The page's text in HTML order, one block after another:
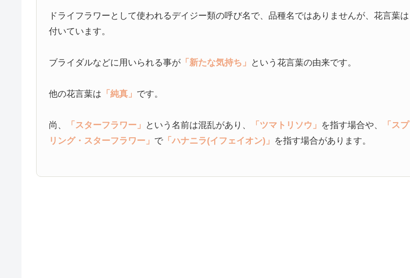
ドライフラワーとして使われるデイジー類の呼び名で、品種名ではありませんが、花言葉は
付いています。
ブライダルなどに用いられる事が 「新たな気持ち」 という花言葉の由来です。
他の花言葉は 「純真」 です。
尚、 「スターフラワー」 という名前は混乱があり、 「ツマトリソウ」 を指す場合や、
「スプ
リング・スターフラワー」 で「ハナニラ(イフェイオン)」 を指す場合があります。